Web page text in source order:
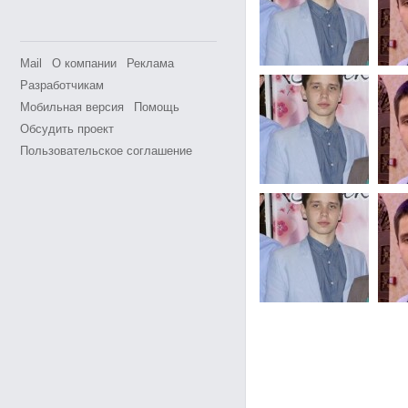
Mail О компании
Реклама
Разработчикам
Мобильная версия
Помощь
Обсудить проект
Пользовательское соглашение